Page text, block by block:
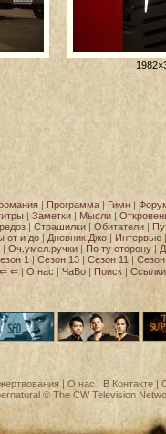
| Программа| Гимн|
| Заметки | Мысли |
| Страшилки | Обитатели |
от и до| Дневник Джо| Интервью|
| Оч.умел.ручки | По ту сторону |
1 | Сезон 13 | Сезон 11 |
⇐| О нас | ЧаВо| Поиск| Ссылки
| О нас | В Контакте |
© The CW Television